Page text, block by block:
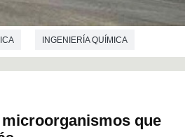
INGENIERÍA QUÍMICA
que